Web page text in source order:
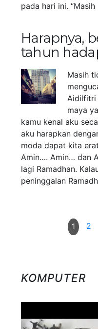
pada hari ini.
Harapnya,
tahun
Masih
Aidilfitri
maya
kamu kenal aku
aku harapkan
moda dapat kita
Amin…. Amin… dan
lagi Ramadhan.
peninggalan
1 2
KOMPUTER